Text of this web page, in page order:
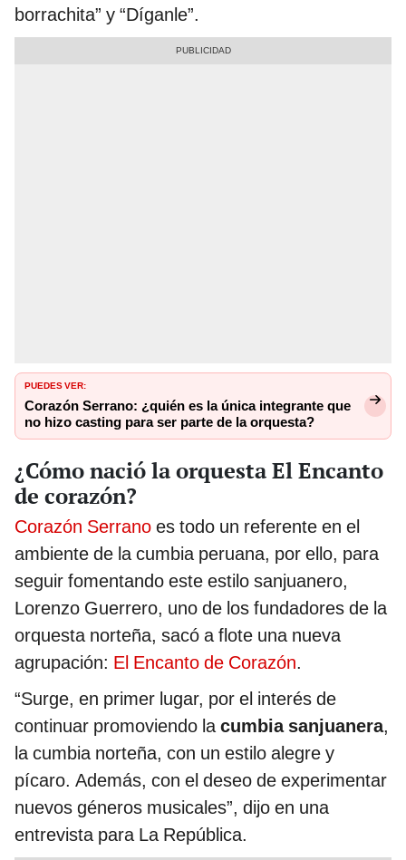
borrachita” y “Díganle”.
PUEDES VER:
Corazón Serrano: ¿quién es la única integrante que
no hizo casting para ser parte de la orquesta?
¿Cómo nació la orquesta El Encanto
de corazón?
Corazón Serrano es todo un referente en el
ambiente de la cumbia peruana, por ello, para
seguir fomentando este estilo sanjuanero,
Lorenzo Guerrero, uno de los fundadores de la
orquesta norteña, sacó a flote una nueva
agrupación: El Encanto de Corazón.
“Surge, en primer lugar, por el interés de
continuar promoviendo lacumbia sanjuanera,
la cumbia norteña, con un estilo alegre y
pícaro. Además, con el deseo de experimentar
nuevos géneros musicales”, dijo en una
entrevista para La República.